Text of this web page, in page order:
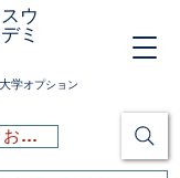
ウ
ミ
学オプション
今すぐお申し込みください